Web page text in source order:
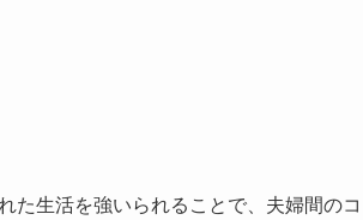
た生活を強いられることで、夫婦間のコ